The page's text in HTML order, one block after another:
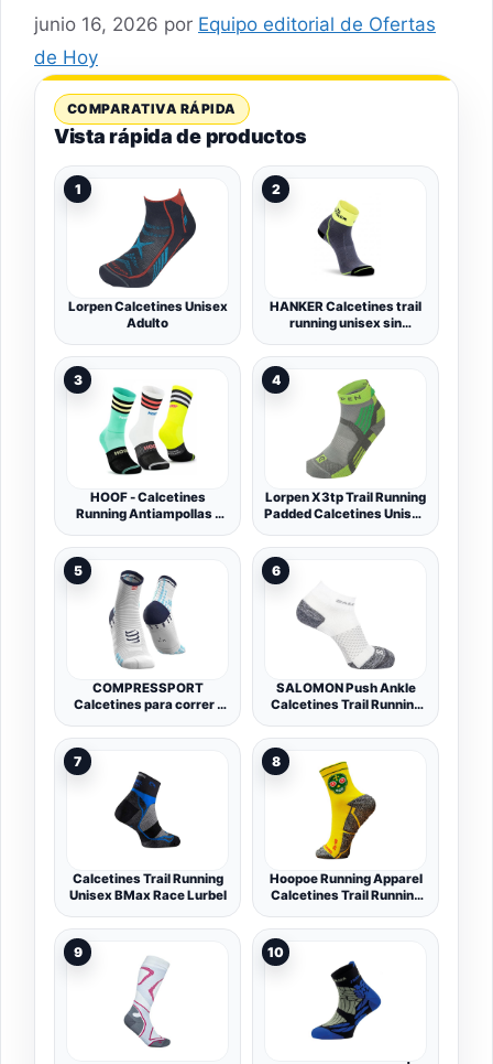
junio 16, 2026 por Equipo editorial de Ofertas
de Hoy
COMPARATIVA RÁPIDA
Vista rápida de productos
1
Lorpen Calcetines Unisex
Adulto
2
HANKER Calcetines trail
running unisex sin
3
HOOF - Calcetines
Running Antiampollas -
Ultraligeros y
Transpirables - Diseño
Acolchado en Metatarso -
Material Técnico
Vaporfeel - Unisex
4
Lorpen X3tp Trail Running
Padded Calcetines Unisex
5
COMPRESSPORT
Calcetines para correr -
High - Prevención de
ampollas - Amortiguación
y transpirabilidad - Correr
y triatlón - Para
entrenamiento y
competición - Ligeros
6
SALOMON Push Ankle
Calcetines Trail Running
Unisexo, Detalles
reflectantes, Gestión de
la humedad,
Amortiguación,
Blanco/Gris ., 10 ½ - 12
7
Calcetines Trail Running
Unisex BMax Race Lurbel
8
Hoopoe Running Apparel
Calcetines Trail Running
Mujer, Divertidos, sin
Costuras, Térmicos,
Skully, Amarillo
9 10